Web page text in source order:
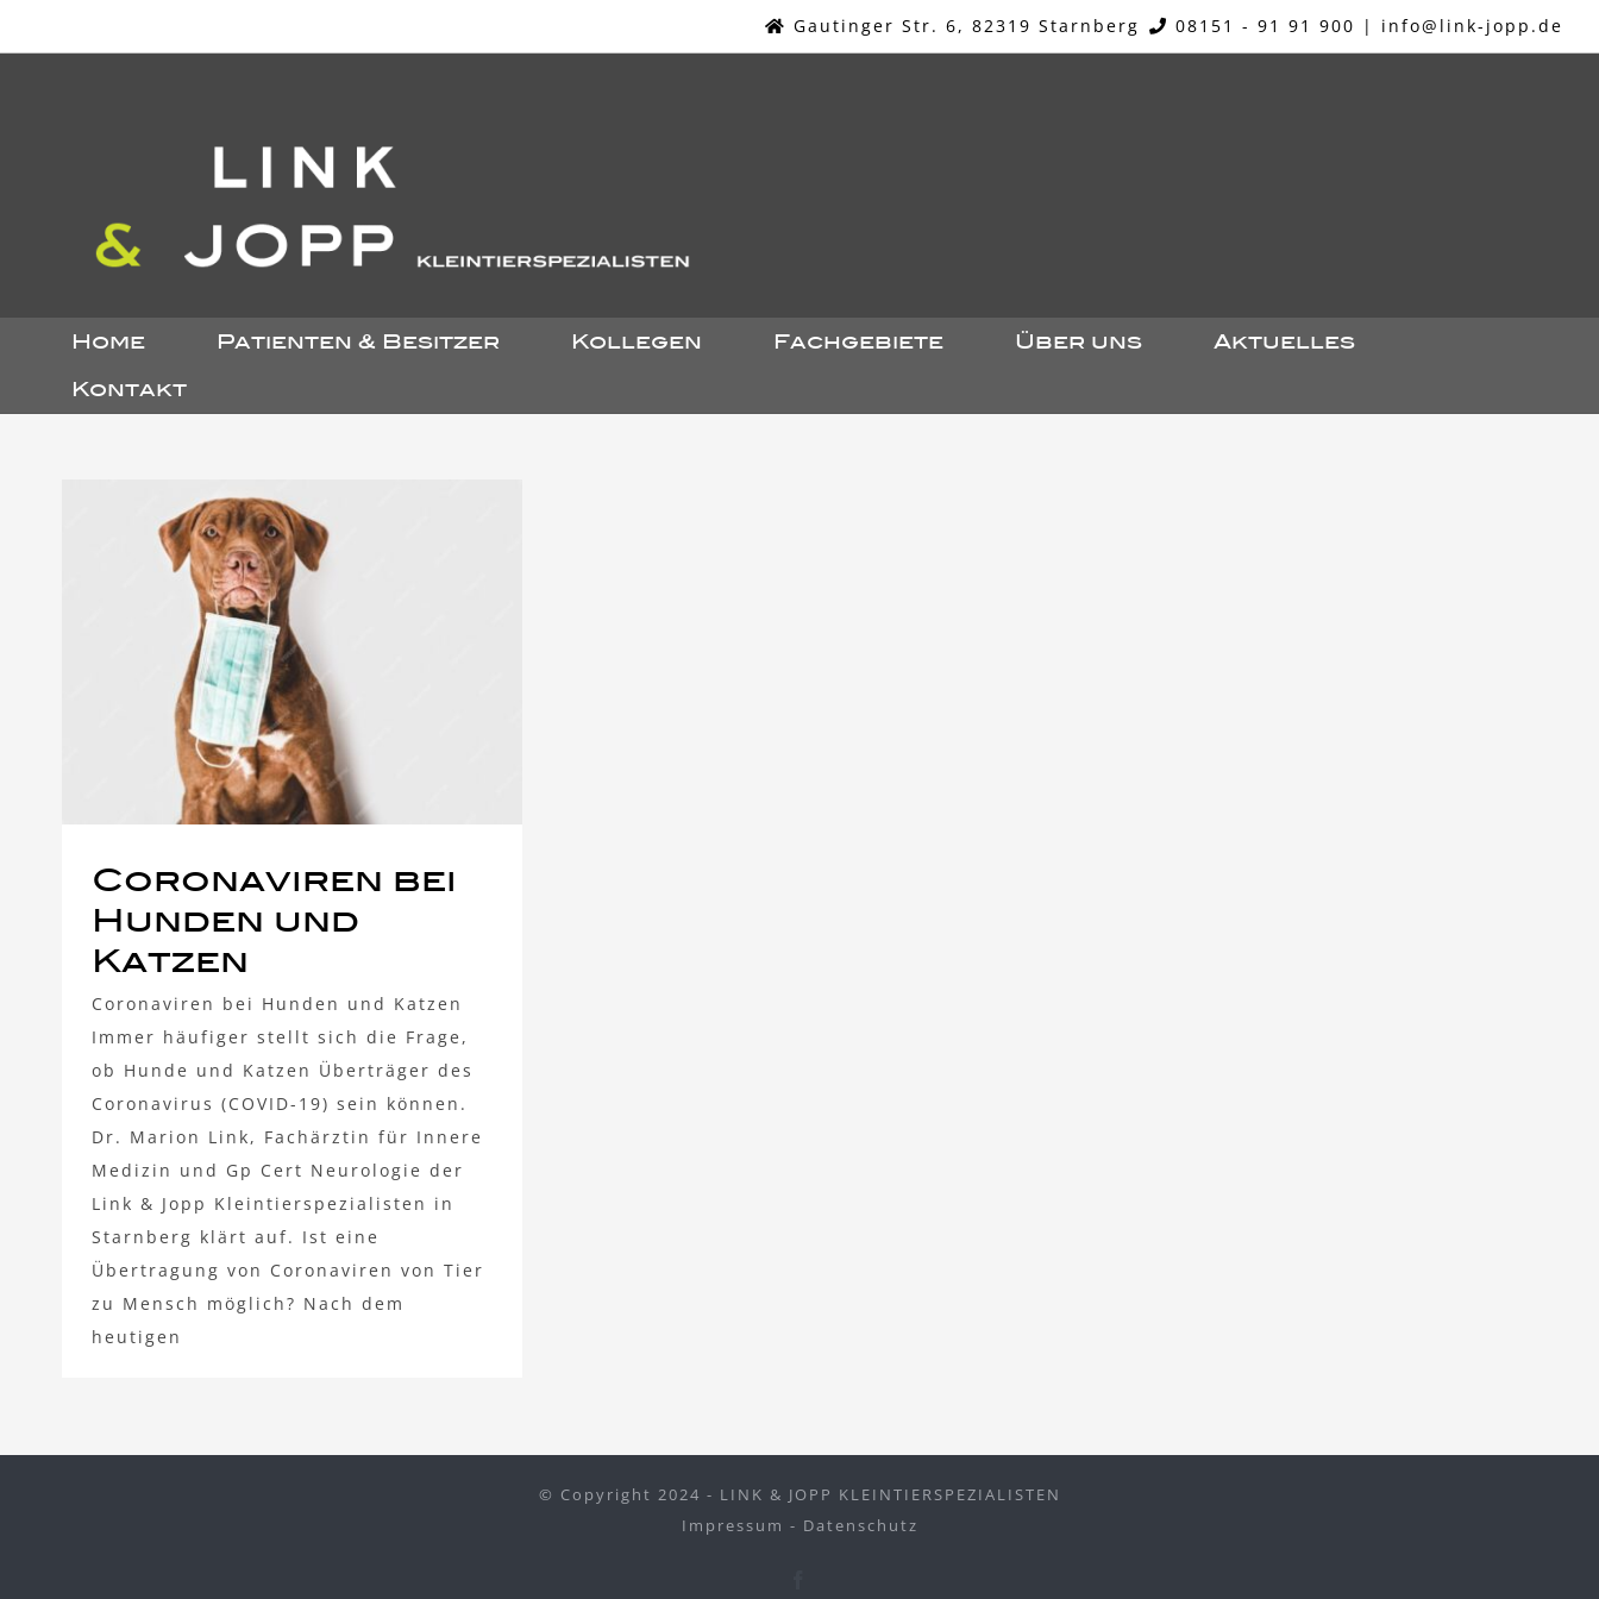
Inhalt
Gautinger Str. 6, 82319 Starnberg 08151 - 91 91 900 | info@link-jopp.de
Home Patienten & Besitzer Kollegen Fachgebiete Über uns
Aktuelles
Kontakt
Coronaviren bei
Hunden und
Katzen
Coronaviren bei Hunden und Katzen
Immer häufiger stellt sich die Frage,
ob Hunde und Katzen Überträger des
Coronavirus (COVID-19) sein können.
Dr. Marion Link, Fachärztin für Innere
Medizin und Gp Cert Neurologie der
Link & Jopp Kleintierspezialisten in
Starnberg klärt auf. Ist eine
Übertragung von Coronaviren von Tier
zu Mensch möglich? Nach dem
heutigen
© Copyright 2024 - LINK & JOPP KLEINTIERSPEZIALISTEN
Impressum - Datenschutz